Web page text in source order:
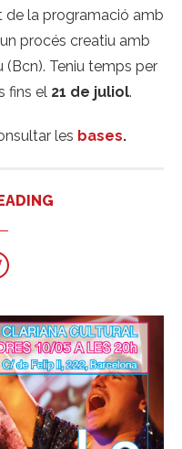
de la programació amb
procés creatiu amb
(Bcn). Teniu temps per
fins el 21 de juliol.
les bases.